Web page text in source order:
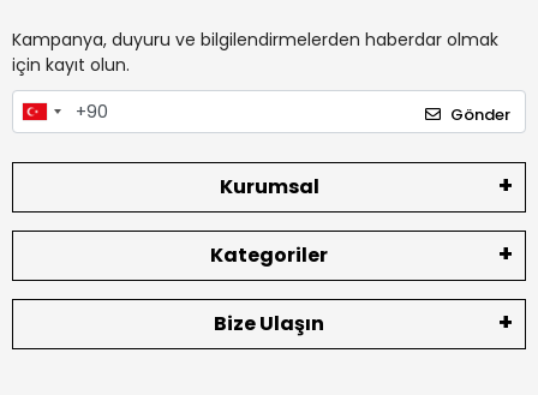
Kampanya, duyuru ve bilgilendirmelerden haberdar olmak
için kayıt olun.
Gönder
Kurumsal
Kategoriler
Bize Ulaşın